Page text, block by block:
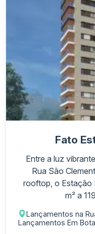
Fato
Entre a luz
Rua São
rooftop, o Estação
m² a
Lançamentos na
Lançamentos Em